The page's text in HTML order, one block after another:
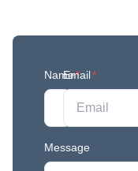
Name*
Email*
Message